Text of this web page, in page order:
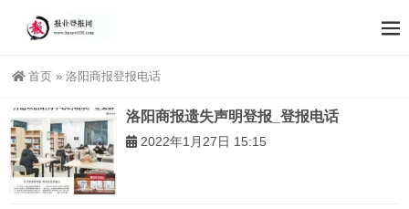
首页 » 洛阳商报登报电话
洛阳商报遗失声明登报_登报电话
2022年1月27日 15:15